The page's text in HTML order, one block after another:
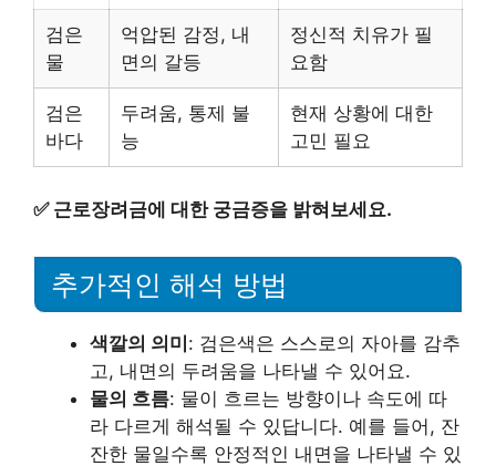
검은
물
억압된 감정, 내
면의 갈등
정신적 치유가 필
요함
검은
바다
두려움, 통제 불
능
현재 상황에 대한
고민 필요
✅ 근로장려금에 대한 궁금증을 밝혀보세요.
추가적인 해석 방법
색깔의 의미: 검은색은 스스로의 자아를 감추
고, 내면의 두려움을 나타낼 수 있어요.
물의 흐름: 물이 흐르는 방향이나 속도에 따
라 다르게 해석될 수 있답니다. 예를 들어, 잔
잔한 물일수록 안정적인 내면을 나타낼 수 있